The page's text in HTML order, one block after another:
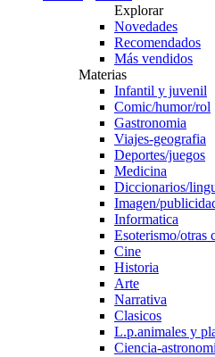
Explorar
Novedades
Recomendados
Más vendidos
Materias
Infantil y juvenil
Comic/humor/rol
Gastronomia
Viajes-geografia
Deportes/juegos
Medicina
Diccionarios/
Imagen/
Informatica
Esoterismo/otras
Cine
Historia
Arte
Narrativa
Clasicos
L.p.animales y
Ciencia-